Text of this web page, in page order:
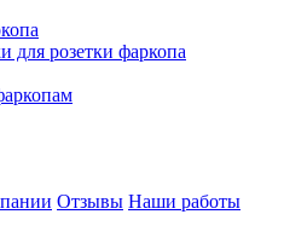
для розетки фаркопа
Отзывы Наши работы